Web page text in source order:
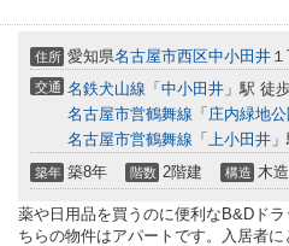
住所 愛知県名古屋市西区中小田井
交通 名鉄犬山線 「 中小田井 」駅 徒
名古屋市営鶴舞線 「 庄内緑地公
名古屋市営鶴舞線 「 上小田井
築年 築8年 階数 2階建 構造 木造
薬や日用品を買うのに便利なB&Dド
ちらの物件はアパートです。入居者